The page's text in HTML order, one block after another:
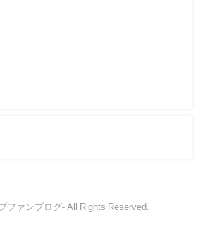
ファンブログ- All Rights Reserved.